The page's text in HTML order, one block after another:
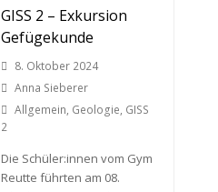
GISS 2 – Exkursion
Gefügekunde
8. Oktober 2024
Anna Sieberer
Allgemein, Geologie, GISS
2
Die Schüler:innen vom Gym
Reutte führten am 08.